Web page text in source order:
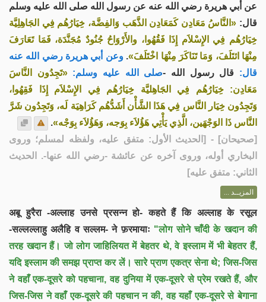
عن أبي هريرة رضي الله عنه عن رسول الله صلى الله عليه وسلم
قال: «النَّاسُ مَعَادِن كَمَعَادِن الذَّهَب وَالفِضَّة، خِيَارُهُم فِي الجَاهِلِيَّة
خِيَارُهُم فِي الإِسْلاَم إِذَا فَقُهُوا، والأَرْوَاحُ جُنُودٌ مُجَنَّدَة، فَمَا تَعَارَفَ
مِنْهَا ائتَلَفَ، وَمَا تَنَاكَرَ مِنْهَا اخْتَلَفَ». وعن أبي هريرة رضي الله عنه
قال: قال رسول الله -صلى الله عليه وسلم: «تَجِدُون النَّاسَ
مَعَادِن: خِيَارُهُم فِي الجَاهِليَّة خِيَارُهُم فِي الإِسْلاَم إِذَا فَقِهُوا،
وَتَجِدُون خِيَار النَّاس فِي هَذَا الشَّأْن أَشَدُّهُم كَرَاهِيَة لَه، وَتَجِدُون شَرَّ
النَّاس ذَا الوَجْهَين، الَّذِي يَأْتِي هَؤُلاَء بِوَجه، وَهَؤُلاَء بِوَجْه».
[صحيحان] - [الحديث الأول: متفق عليه، ولفظه لمسلم؛ وروى
البخاري أوله، وروى آخره عن عائشة -رضي الله عنها-. الحديث
الثاني: متفق عليه]
المزيــد ...
अबू हुरैरा -अल्लाह उनसे प्रसन्न हो- कहते हैं कि अल्लाह के रसूल
-सल्लल्लाहु अलैहि व सल्लम- ने फ़रमायाः "लोग सोने चाँदी के खदान की
तरह खदान हैं। जो लोग जाहिलियत में बेहतर थे, वे इस्लाम में भी बेहतर हैं,
यदि इस्लाम की समझ प्राप्त कर लें। सारे प्राण एकत्र सेना थे; जिस-जिस
ने वहाँ एक-दूसरे को पहचाना, वह दुनिया में एक-दूसरे से प्रेम रखते हैं, और
जिस-जिस ने वहाँ एक-दूसरे की पहचान न की, वह यहाँ एक-दूसरे से बेगाना